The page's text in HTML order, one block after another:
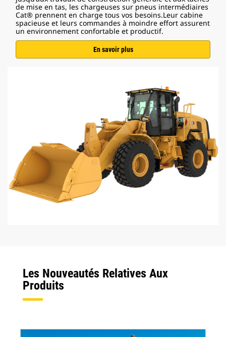
de mise en tas, les chargeuses sur pneus intermédiaires
Cat® prennent en charge tous vos besoins.Leur cabine
spacieuse et leurs commandes à moindre effort assurent
un environnement confortable et productif.
En savoir plus
Les Nouveautés Relatives Aux
Produits